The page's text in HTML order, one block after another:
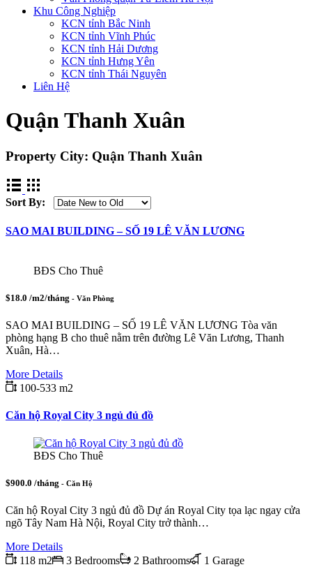
Khu Công Nghiệp
KCN tỉnh Bắc Ninh
KCN tỉnh Vĩnh Phúc
KCN tỉnh Hải Dương
KCN tỉnh Hưng Yên
KCN tỉnh Thái Nguyên
Liên Hệ
Quận Thanh Xuân
Property City: Quận Thanh Xuân
Sort By:
SAO MAI BUILDING – SỐ 19 LÊ VĂN LƯƠNG
BĐS Cho Thuê
$18.0 /m2/tháng - Văn Phòng
SAO MAI BUILDING – SỐ 19 LÊ VĂN LƯƠNG Tòa văn
phòng hạng B cho thuê nằm trên đường Lê Văn Lương, Thanh
Xuân, Hà…
More Details
100-533 m2
Căn hộ Royal City 3 ngủ đủ đồ
BĐS Cho Thuê
$900.0 /tháng - Căn Hộ
Căn hộ Royal City 3 ngủ đủ đồ Dự án Royal City tọa lạc ngay cửa
ngõ Tây Nam Hà Nội, Royal City trở thành…
More Details
118 m2
3 Bedrooms 2 Bathrooms 1 Garage